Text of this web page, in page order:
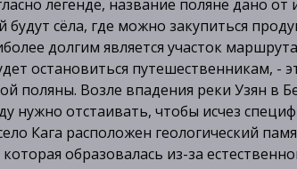
легенде, название поляне дано
сёла, где можно закупиться
долгим является участок
остановиться путешественникам, -
поляны. Возле впадения реки Узян
нужно отстаивать, чтобы исчез
Кага расположен геологический
образовалась из-за